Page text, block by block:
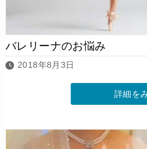
バレリーナのお悩み
2018年8月3日
詳細を